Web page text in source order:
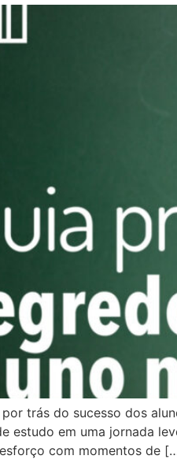
trás do sucesso dos
estudo em uma jornada
com momentos de